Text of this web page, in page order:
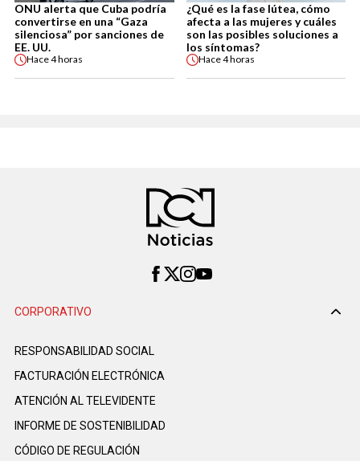
ONU alerta que Cuba podría
convertirse en una “Gaza
silenciosa” por sanciones de
EE. UU.
Hace4 horas
¿Qué es la fase lútea, cómo
afecta a las mujeres y cuáles
son las posibles soluciones a
los síntomas?
Hace4 horas
CORPORATIVO
RESPONSABILIDAD SOCIAL
FACTURACIÓN ELECTRÓNICA
ATENCIÓN AL TELEVIDENTE
INFORME DE SOSTENIBILIDAD
CÓDIGO DE REGULACIÓN